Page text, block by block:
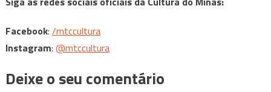
Facebook: /mtccultura
Instagram: @mtccultura
Deixe o seu comentário